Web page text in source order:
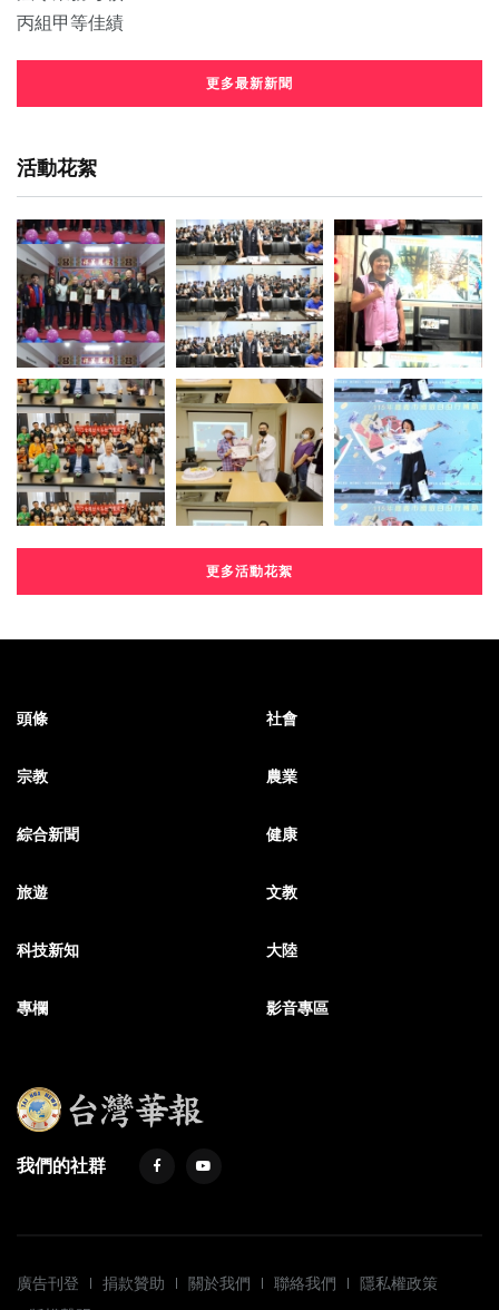
更多最新新聞
活動花絮
更多活動花絮
頭條 社會
宗教 農業
綜合新聞 健康
旅遊 文教
科技新知 大陸
專欄 影音專區
我們的社群
廣告刊登 捐款贊助 關於我們 聯絡我們
隱私權政策